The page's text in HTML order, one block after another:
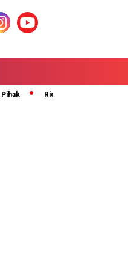
Rida Ananda Di Kukuhkan